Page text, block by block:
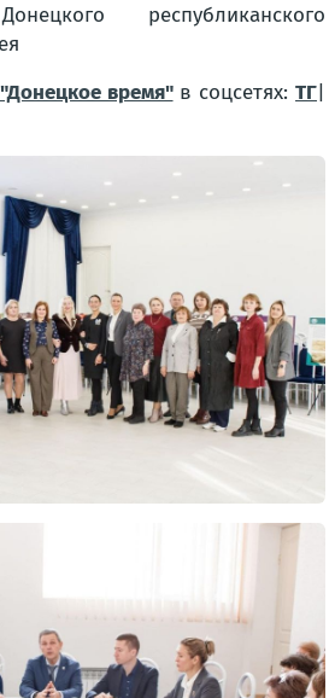
республиканского
"Донецкое время"в соцсетях:ТГ